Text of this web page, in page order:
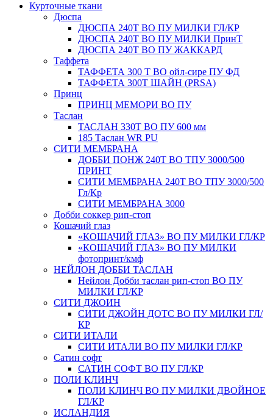
Курточные ткани
Дюспа
ДЮСПА 240Т ВО ПУ МИЛКИ ГЛ/КР
ДЮСПА 240Т ВО ПУ МИЛКИ ПринТ
ДЮСПА 240Т ВО ПУ ЖАККАРД
Таффета
ТАФФЕТА 300 Т ВО ойл-сире ПУ ФД
ТАФФЕТА 300Т ШАЙН (PRSA)
Принц
ПРИНЦ МЕМОРИ ВО ПУ
Таслан
ТАСЛАН 330T ВО ПУ 600 мм
185 Таслан WR PU
СИТИ МЕМБРАНА
ДОББИ ПОНЖ 240Т ВО ТПУ 3000/500
ПРИНТ
СИТИ МЕМБРАНА 240Т ВО ТПУ 3000/500
Гл/Кр
СИТИ МЕМБРАНА 3000
Добби соккер рип-стоп
Кошачий глаз
«КОШАЧИЙ ГЛАЗ» ВО ПУ МИЛКИ ГЛ/КР
«КОШАЧИЙ ГЛАЗ» ВО ПУ МИЛКИ
фотопринт/кмф
НЕЙЛОН ДОББИ ТАСЛАН
Нейлон Добби таслан рип-стоп ВО ПУ
МИЛКИ ГЛ/КР
СИТИ ДЖОИН
СИТИ ДЖОЙН ДОТС ВО ПУ МИЛКИ ГЛ/
КР
СИТИ ИТАЛИ
СИТИ ИТАЛИ ВО ПУ МИЛКИ ГЛ/КР
Сатин софт
САТИН СОФТ ВО ПУ ГЛ/КР
ПОЛИ КЛИНЧ
ПОЛИ КЛИНЧ ВО ПУ МИЛКИ ДВОЙНОЕ
ГЛ/КР
ИСЛАНДИЯ